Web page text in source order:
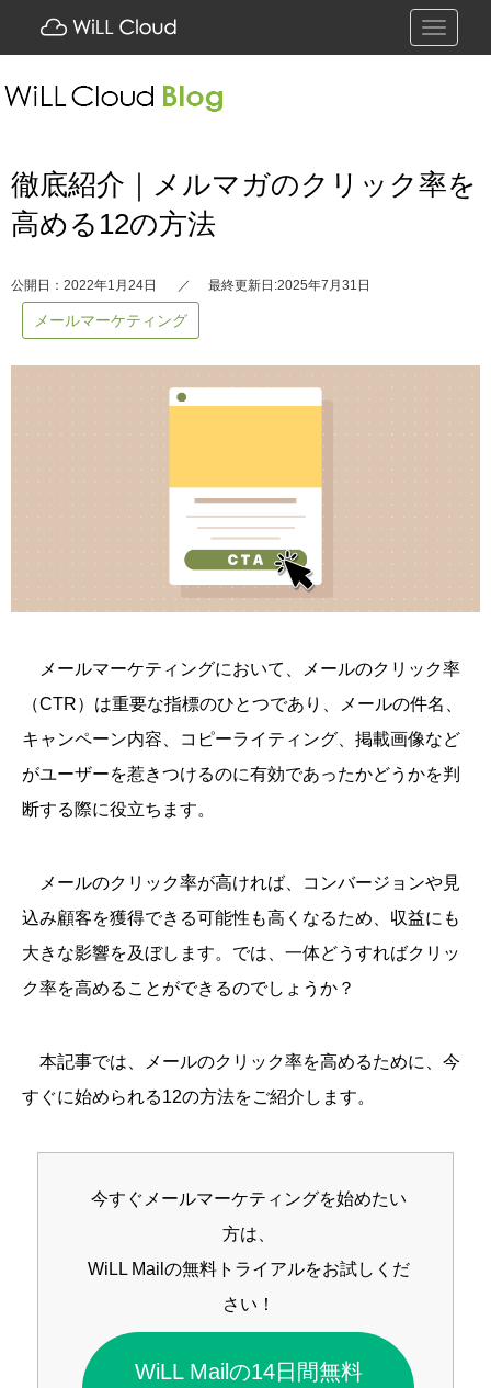
Toggle
徹底紹介｜メルマガのクリック率を
高める12の方法
公開日：2022年1月24日 最終更新日:2025年7月31日
メールマーケティング
メールマーケティングにおいて、メールのクリック率
（CTR）は重要な指標のひとつであり、メールの件名、
キャンペーン内容、コピーライティング、掲載画像など
がユーザーを惹きつけるのに有効であったかどうかを判
断する際に役立ちます。
メールのクリック率が高ければ、コンバージョンや見
込み顧客を獲得できる可能性も高くなるため、収益にも
大きな影響を及ぼします。では、一体どうすればクリッ
ク率を高めることができるのでしょうか？
本記事では、メールのクリック率を高めるために、今
すぐに始められる12の方法をご紹介します。
今すぐメールマーケティングを始めたい
方は、
WiLL Mailの無料トライアルをお試しくだ
さい！
WiLL Mailの14日間無料